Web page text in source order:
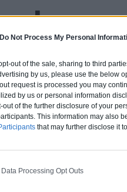
Do Not Process My Personal
out of the sale, sharing to third
by us, please use the below
request is processed you may
by us or personal information
of the further disclosure of your
This information may also
that may further disclose it
Processing Opt Outs
dans le Parc des
de 500 millions
parc des expositions
recours aient été
été pour une livraison